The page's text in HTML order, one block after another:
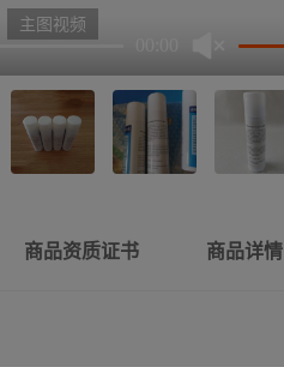
主图视频
商品资质证书 商品详情